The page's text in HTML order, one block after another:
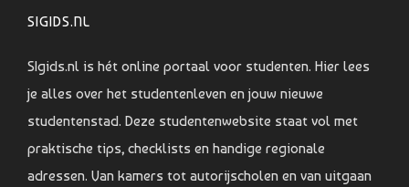
SIGIDS.NL
SIgids.nl is hét online portaal voor studenten. Hier lees
je alles over het studentenleven en jouw nieuwe
studentenstad. Deze studentenwebsite staat vol met
praktische tips, checklists en handige regionale
adressen. Van kamers tot autorijscholen en van uitgaan